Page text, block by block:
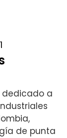
dedicado a
de punta